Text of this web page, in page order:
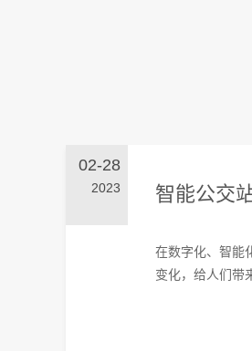
02-28
2023 智能公交
在数字化、智能
变化，给人们带